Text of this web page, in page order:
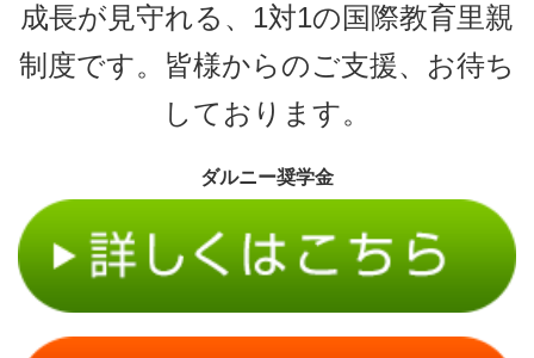
成長が見守れる、1対1の国際教育里親
制度です。皆様からのご支援、お待ち
しております。
ダルニー奨学金